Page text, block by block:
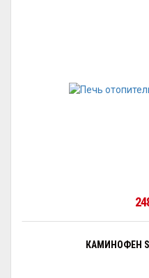
КАМИНОФЕН